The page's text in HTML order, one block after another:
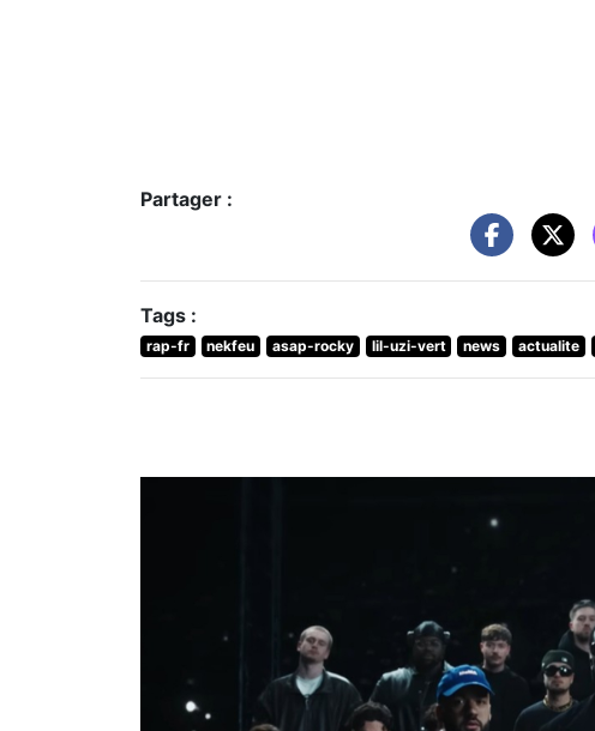
Partager :
Tags :
rap-fr nekfeu asap-rocky lil-uzi-vert news actualite